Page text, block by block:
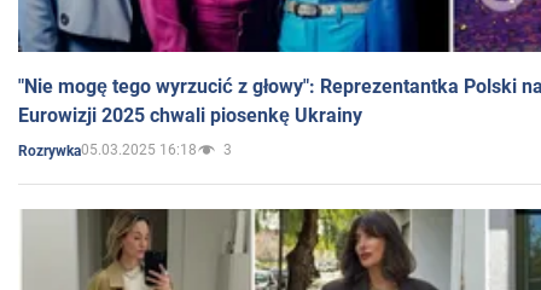
"Nie mogę tego wyrzucić z głowy": Reprezentantka Polski
Eurowizji 2025 chwali piosenkę Ukrainy
Rozrywka05.03.2025 16:18 3